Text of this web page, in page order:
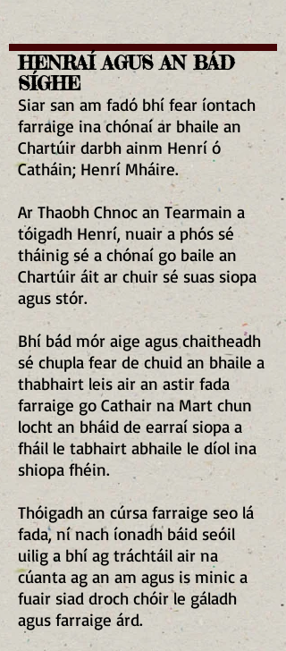
HENRAÍ AGUS AN BÁD
SÍGHE
Siar san am fadó bhí fear íontach
farraige ina chónaí ar bhaile an
Chartúir darbh ainm Henrí ó
Catháin; Henrí Mháire.
Ar Thaobh Chnoc an Tearmain a
tóigadh Henrí, nuair a phós sé
tháinig sé a chónaí go baile an
Chartúir áit ar chuir sé suas siopa
agus stór.
Bhí bád mór aige agus chaitheadh
sé chupla fear de chuid an bhaile a
thabhairt leis air an astir fada
farraige go Cathair na Mart chun
locht an bháid de earraí siopa a
fháil le tabhairt abhaile le díol ina
shiopa fhéin.
Thóigadh an cúrsa farraige seo lá
fada, ní nach íonadh báid seóil
uilig a bhí ag tráchtáil air na
cúanta ag an am agus is minic a
fuair siad droch chóir le gáladh
agus farraige árd.